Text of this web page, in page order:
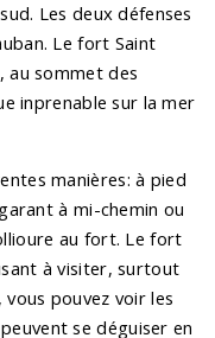
Les deux défenses
Le fort Saint
au sommet des
inprenable sur la mer
manières: à pied
à mi-chemin ou
au fort. Le fort
à visiter, surtout
pouvez voir les
se déguiser en